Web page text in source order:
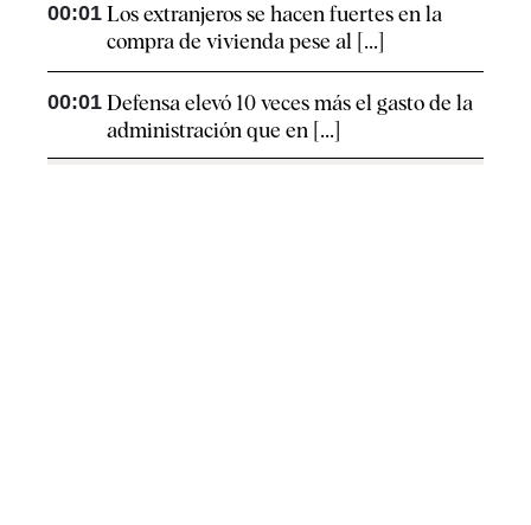
00:01 Los extranjeros se hacen fuertes en la
compra de vivienda pese al [...]
00:01 Defensa elevó 10 veces más el gasto de la
administración que en [...]